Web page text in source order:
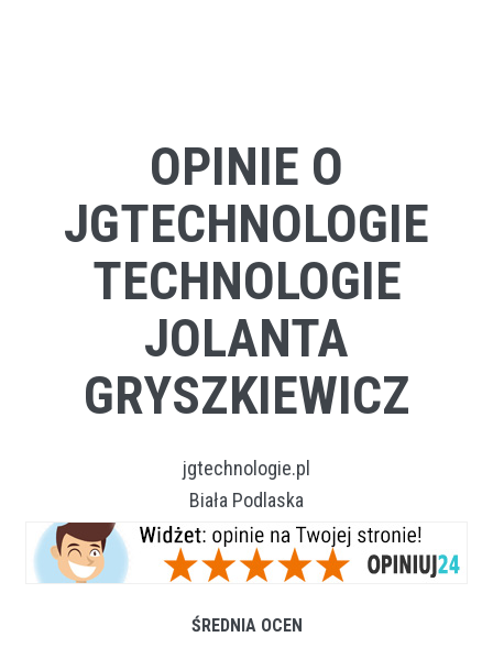
OPINIE O
JGTECHNOLOGIE
TECHNOLOGIE
JOLANTA
GRYSZKIEWICZ
jgtechnologie.pl
Biała Podlaska
ŚREDNIA OCEN